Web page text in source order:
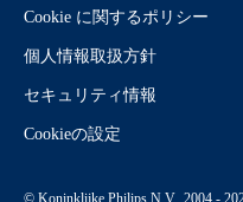
Cookie に関するポリシー
個人情報取扱方針
セキュリティ情報
Cookieの設定
© Koninklijke Philips N.V., 2004 -